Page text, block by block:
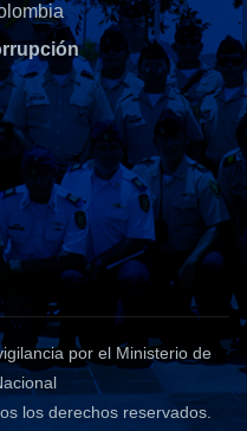
por el Ministerio de
los derechos reservados.